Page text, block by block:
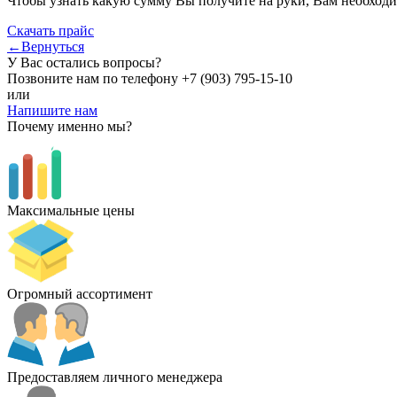
Скачать прайс
←Вернуться
У Вас остались вопросы?
Позвоните нам по телефону +7 (903) 795-15-10
или
Напишите нам
Почему именно мы?
Максимальные цены
Огромный ассортимент
Предоставляем личного менеджера